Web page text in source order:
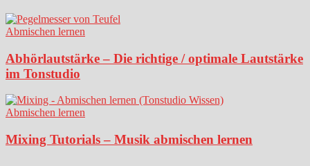
Abmischen lernen
Abhörlautstärke – Die richtige / optimale Lautstärke
im Tonstudio
Abmischen lernen
Mixing Tutorials – Musik abmischen lernen